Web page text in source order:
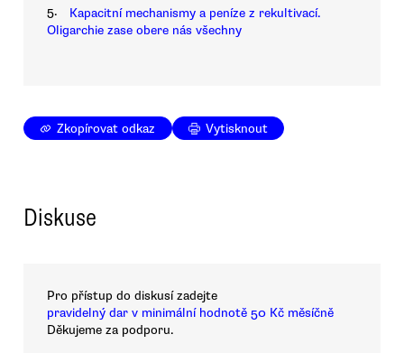
5.
Kapacitní mechanismy a peníze z rekultivací.
Oligarchie zase obere nás všechny
Zkopírovat odkaz Vytisknout
Diskuse
Pro přístup do diskusí zadejte
pravidelný dar v minimální hodnotě 50 Kč měsíčně
Děkujeme za podporu.